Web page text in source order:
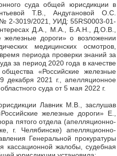
суда общей юрисдикции в
Т.В., Андугановой О.С.
№ 2-3019/2021, УИД: 55RS0003-01-
Д.А., М.А., Б.А.Н., Д.О.В.,
дороги» о возложении
медицинских осмотров,
периода проверки знаний за
за период 2020 года в качестве
«Российские железные
декабря 2021 г., апелляционное
суда от 5 мая 2022 г.
Лавник М.В., заслушав
железные дороги» Е.,
пятого отдела (апелляционно-
г. Челябинске) апелляционно-
Генеральной прокуратуры
кассационной жалобы, судебная